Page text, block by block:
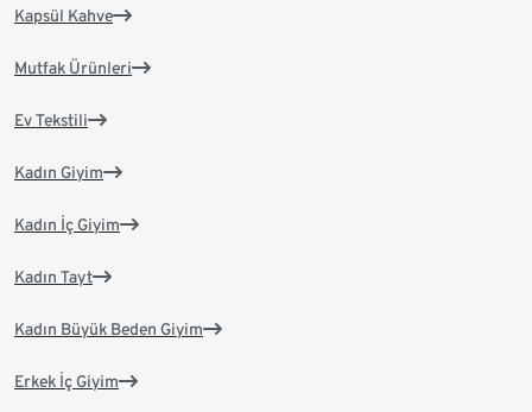
Kapsül Kahve
Mutfak Ürünleri
Ev Tekstili
Kadın Giyim
Kadın İç Giyim
Kadın Tayt
Kadın Büyük Beden Giyim
Erkek İç Giyim